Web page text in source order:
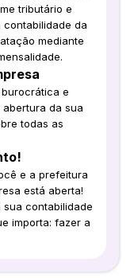
tributário e
contabilidade da
mediante
e
da sua
todas as
e a prefeitura
está aberta!
sua contabilidade
importa: fazer a